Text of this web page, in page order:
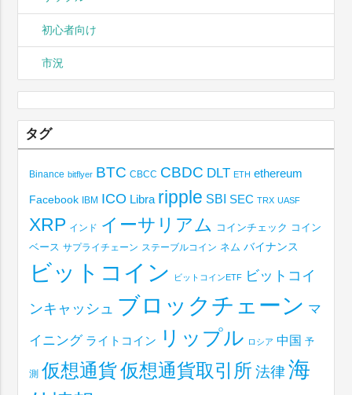
初心者向け
市況
タグ
Binance bitflyer BTC CBCC CBDC DLT ETH ethereum
Facebook IBM ICO Libra ripple SBI SEC TRX UASF
XRP インド イーサリアム コインチェック コイン
ベース サプライチェーン ステーブルコイン ネム バイナンス
ビットコイン ビットコインETF ビットコイ
ンキャッシュ ブロックチェーン マ
イニング ライトコイン リップル ロシア 中国 予
測 仮想通貨仮想通貨取引所 法律 海